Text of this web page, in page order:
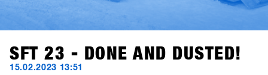
SFT 23 - DONE AND DUSTED!
15.02.2023 13:51